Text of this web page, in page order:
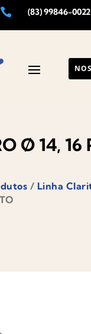
 (83) 99846-0022
Ø 14, 16
/ Linha